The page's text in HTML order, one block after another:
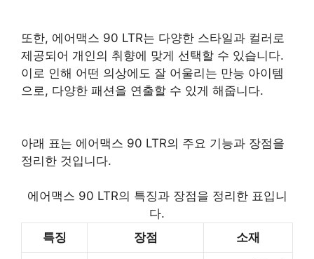
또한, 에어맥스 90 LTR는 다양한 스타일과 컬러로
제공되어 개인의 취향에 맞게 선택할 수 있습니다.
이로 인해 어떤 의상에도 잘 어울리는 만능 아이템
으로, 다양한 패션을 연출할 수 있게 해줍니다.
아래 표는 에어맥스 90 LTR의 주요 기능과 장점을
정리한 것입니다.
에어맥스 90 LTR의 특징과 장점을 정리한 표입니
다.
특징
장점 소재